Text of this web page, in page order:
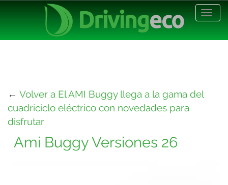
← Volver a El AMI Buggy llega a la gama del
cuadriciclo eléctrico con novedades para
disfrutar
Ami Buggy Versiones 26